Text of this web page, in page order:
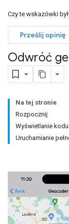
Czy te wskazówki
Prześlij opinię
Odwróć
Na tej stronie
Rozpocznij
Wyświetlanie kodu
Uruchamianie